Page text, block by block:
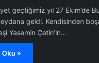
geçtiğimiz yıl 27 Ekim’de
geldi. Kendisinden
Yasemin Çetin’in…
Oku »